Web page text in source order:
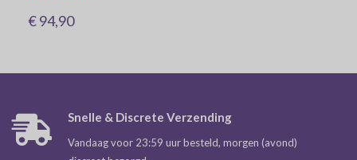
€ 94,90
Snelle & Discrete Verzending
Vandaag voor 23:59 uur besteld, morgen (avond)